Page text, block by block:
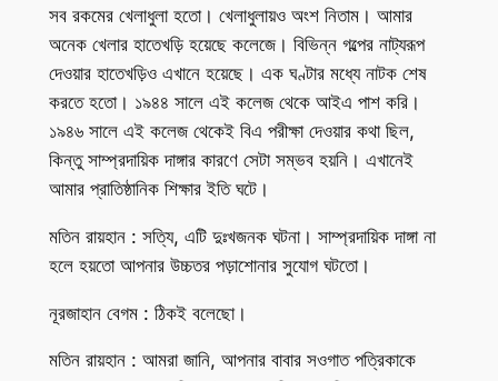
সব রকমের খেলাধুলা হতো। খেলাধুলায়ও অংশ নিতাম। আমার
অনেক খেলার হাতেখড়ি হয়েছে কলেজে। বিভিন্ন গল্পের নাট্যরূপ
দেওয়ার হাতেখড়িও এখানে হয়েছে। এক ঘণ্টার মধ্যে নাটক শেষ
করতে হতো। ১৯৪৪ সালে এই কলেজ থেকে আইএ পাশ করি।
১৯৪৬ সালে এই কলেজ থেকেই বিএ পরীক্ষা দেওয়ার কথা ছিল,
কিন্তু সাম্প্রদায়িক দাঙ্গার কারণে সেটা সম্ভব হয়নি। এখানেই
আমার প্রাতিষ্ঠানিক শিক্ষার ইতি ঘটে।
মতিন রায়হান : সত্যি, এটি দুঃখজনক ঘটনা। সাম্প্রদায়িক দাঙ্গা না
হলে হয়তো আপনার উচ্চতর পড়াশোনার সুযোগ ঘটতো।
নূরজাহান বেগম : ঠিকই বলেছো।
মতিন রায়হান : আমরা জানি, আপনার বাবার সওগাত পত্রিকাকে